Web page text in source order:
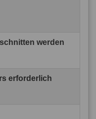
werden
erforderlich